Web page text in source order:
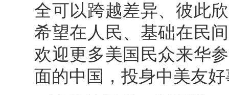
全可以跨越差异、彼此
希望在人民、基础在民
欢迎更多美国民众来华
面的中国，投身中美友